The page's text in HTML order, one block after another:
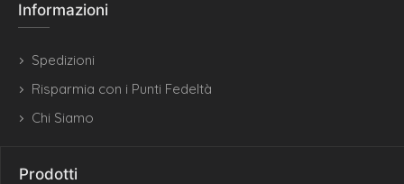
Informazioni
Spedizioni
Risparmia con i Punti Fedeltà
Chi Siamo
Prodotti